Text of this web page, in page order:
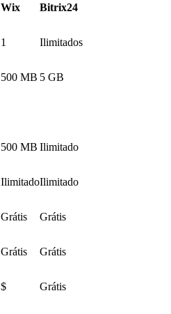
Wix Bitrix24
1 Ilimitados
500 MB 5 GB
500 MB Ilimitado
IlimitadoIlimitado
Grátis Grátis
Grátis Grátis
$ Grátis